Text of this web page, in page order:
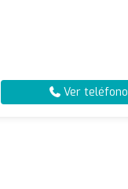
Ver teléfono